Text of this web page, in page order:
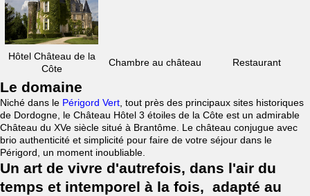
Hôtel Château de la
Côte
Chambre au château Restaurant
Le domaine
Niché dans le Périgord Vert , tout près des principaux sites historiques
de Dordogne, le Château Hôtel 3 étoiles de la Côte est un admirable
Château du XVe siècle situé à Brantôme. Le château conjugue avec
brio authenticité et simplicité pour faire de votre séjour dans le
Périgord, un moment inoubliable.
Un art de vivre d'autrefois, dans l'air du
temps et intemporel à la fois, adapté au